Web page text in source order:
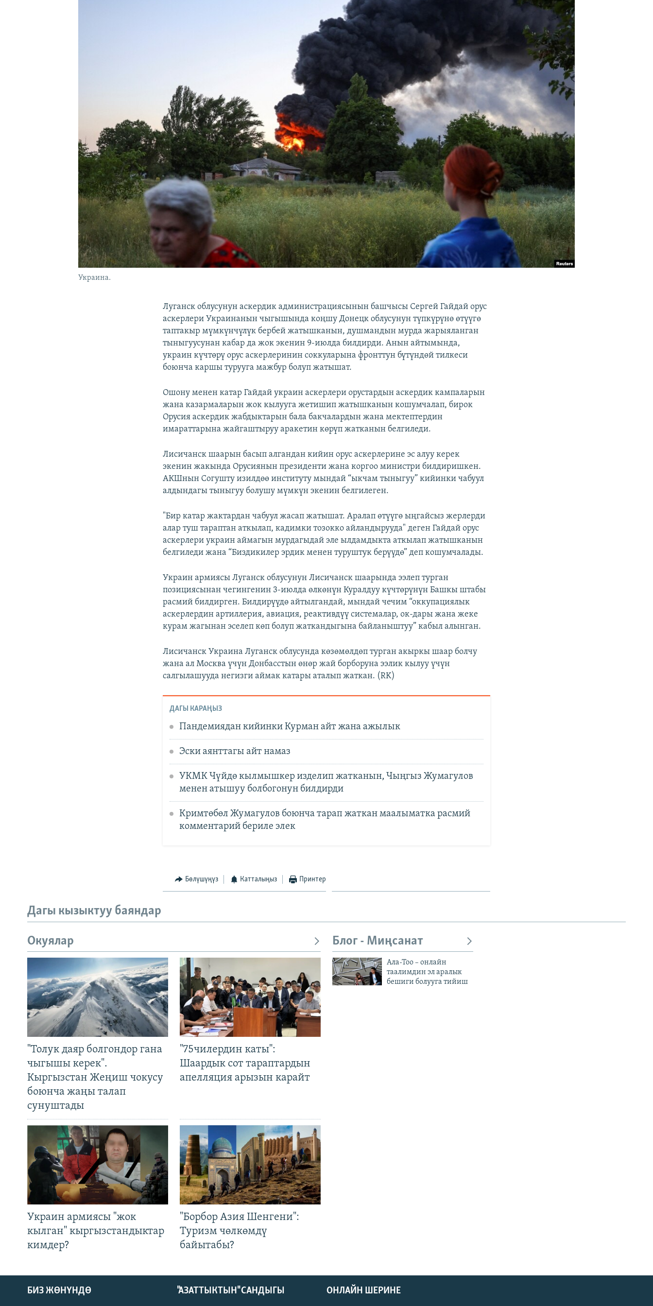
Украина.
Луганск облусунун аскердик администрациясынын башчысы Сергей Гайдай орус
аскерлери Украинанын чыгышында коңшу Донецк облусунун түпкүрүнө өтүүгө
таптакыр мүмкүнчүлүк бербей жатышканын, душмандын мурда жарыяланган
тыныгуусунан кабар да жок экенин 9-июлда билдирди. Анын айтымында,
украин күчтөрү орус аскерлеринин соккуларына фронттун бүтүндөй тилкеси
боюнча каршы турууга мажбур болуп жатышат.
Ошону менен катар Гайдай украин аскерлери орустардын аскердик кампаларын
жана казармаларын жок кылууга жетишип жатышканын кошумчалап, бирок
Орусия аскердик жабдыктарын бала бакчалардын жана мектептердин
имараттарына жайгаштыруу аракетин көрүп жатканын белгиледи.
Лисичанск шаарын басып алгандан кийин орус аскерлерине эс алуу керек
экенин жакында Орусиянын президенти жана коргоо министри билдиришкен.
АКШнын Согушту изилдөө институту мындай “ыкчам тыныгуу” кийинки чабуул
алдындагы тыныгуу болушу мүмкүн экенин белгилеген.
"Бир катар жактардан чабуул жасап жатышат. Аралап өтүүгө ыңгайсыз жерлерди
алар туш тараптан аткылап, кадимки тозокко айландырууда" деген Гайдай орус
аскерлери украин аймагын мурдагыдай эле ылдамдыкта аткылап жатышканын
белгиледи жана “Биздикилер эрдик менен туруштук берүүдө” деп кошумчалады.
Украин армиясы Луганск облусунун Лисичанск шаарында ээлеп турган
позициясынан чегингенин 3-июлда өлкөнүн Куралдуу күчтөрүнүн Башкы штабы
расмий билдирген. Билдирүүдө айтылгандай, мындай чечим “оккупациялык
аскерлердин артиллерия, авиация, реактивдүү системалар, ок-дары жана жеке
курам жагынан эселеп көп болуп жаткандыгына байланыштуу” кабыл алынган.
Лисичанск Украина Луганск облусунда көзөмөлдөп турган акыркы шаар болчу
жана ал Москва үчүн Донбасстын өнөр жай борборуна ээлик кылуу үчүн
салгылашууда негизги аймак катары аталып жаткан. (RK)
ДАГЫ КАРАҢЫЗ
Пандемиядан кийинки Курман айт жана ажылык
Эски аянттагы айт намаз
УКМК Чүйдө кылмышкер изделип жатканын, Чыңгыз Жумагулов
менен атышуу болбогонун билдирди
Кримтөбөл Жумагулов боюнча тарап жаткан маалыматка расмий
комментарий бериле элек
Бөлүшүңүз Катталыңыз Принтер
Дагы кызыктуу баяндар
Окуялар
"Толук даяр болгондор гана
чыгышы керек".
Кыргызстан Жеңиш чокусу
боюнча жаңы талап
сунуштады
"75чилердин каты":
Шаардык сот тараптардын
апелляция арызын карайт
Украин армиясы "жок
кылган" кыргызстандыктар
кимдер?
"Борбор Азия Шенгени":
Туризм чөлкөмдү
байытабы?
Блог - Миңсанат
Ала-Тоо – онлайн
таалимдин эл аралык
бешиги болууга тийиш
ОНЛАЙН ШЕРИНЕ
БИЗ ЖӨНҮНДӨ "АЗАТТЫКТЫН" САНДЫГЫ